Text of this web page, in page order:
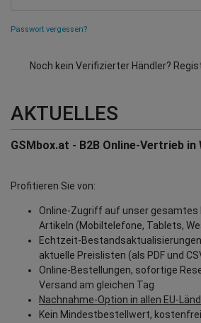
Passwort vergessen?
Noch kein Verifizierter Händler?
AKTUELLES
GSMbox.at - B2B Online-Vertrieb
Profitieren Sie von:
Online-Zugriff auf unser gesamtes
Artikeln (Mobiltelefone, Tablets,
Echtzeit-
aktuelle Preislisten (als PDF und
Online-Bestellungen, sofortige
Versand am gleichen Tag
Nachnahme-Option in allen EU-
Kein Mindestbestellwert,